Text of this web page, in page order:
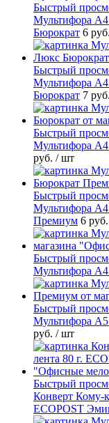
Быстрый
Мультифора
Бюрократ 6 руб.
Быстрый
Мультифора
Бюрократ 7 руб.
Быстрый
Мультифора А4
руб. / шт
Быстрый
Мультифора А4
Премиум 6 руб.
Быстрый
Мультифора
Быстрый
Мультифора
руб. / шт
Быстрый
Конверт Кому-
ECOPOST